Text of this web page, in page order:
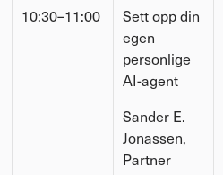
10:30–11:00
Sett opp din
egen
personlige
AI-agent
Sander E.
Jonassen,
Partner